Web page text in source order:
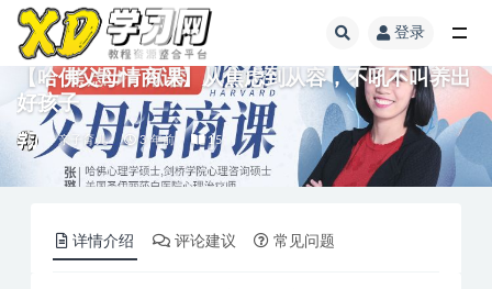
登录
【哈佛父母情商课】从焦虑到从容，不吼不叫养出
好孩子
亲子育儿 3 年前 15
详情介绍 评论建议 常见问题